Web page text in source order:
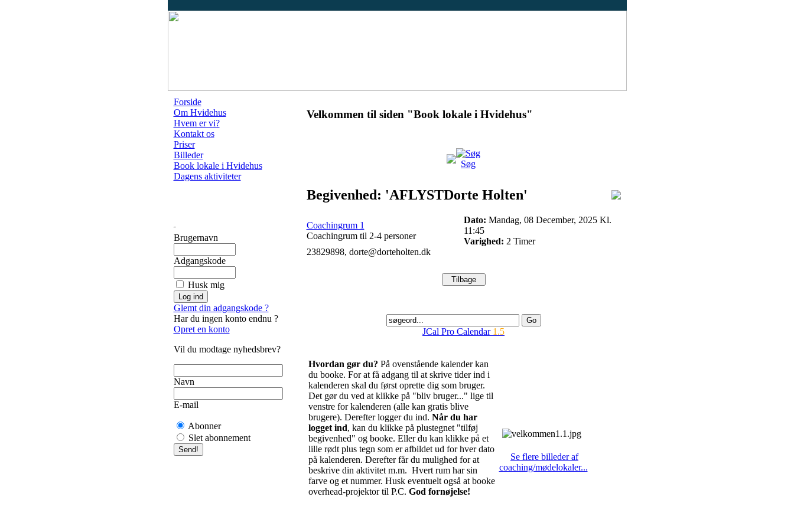
Forside
Om Hvidehus
Hvem er vi?
Kontakt os
Priser
Billeder
Book lokale i Hvidehus
Dagens aktiviteter
Brugernavn
Adgangskode
Husk mig
Glemt din adgangskode ?
Har du ingen konto endnu ?
Opret en konto
Vil du modtage nyhedsbrev?
Navn
E-mail
Abonner
Slet abonnement
Velkommen til siden "Book lokale i Hvidehus"
Søg
Begivenhed: 'AFLYSTDorte Holten'
Coachingrum 1
Coachingrum til 2-4 personer
Dato: Mandag, 08 December, 2025 Kl.
11:45
Varighed: 2 Timer
23829898, dorte@dorteholten.dk
JCal Pro Calendar 1.5
Hvordan gør du? På ovenstående kalender kan
du booke. For at få adgang til at skrive tider ind i
kalenderen skal du først oprette dig som bruger.
Det gør du ved at klikke på "bliv bruger..." lige til
venstre for kalenderen (alle kan gratis blive
brugere). Derefter logger du ind. Når du har
logget ind, kan du klikke på plustegnet "tilføj
begivenhed" og booke. Eller du kan klikke på et
lille rødt plus tegn som er afbildet ud for hver dato
på kalenderen. Derefter får du mulighed for at
beskrive din aktivitet m.m. Hvert rum har sin
farve og et nummer. Husk eventuelt også at booke
overhead-projektor til P.C. God fornøjelse!
Se flere billeder af
coaching/mødelokaler...